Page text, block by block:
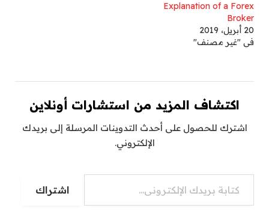
Explanation of a Forex
Broker
20 أبريل، 2019
في "غير مصنف"
اكتشاف المزيد من استشارات أونلاين
اشترك للحصول على أحدث التدوينات المرسلة إلى بريدك
الإلكتروني.
كتابة بريدك الإلكتروني...
اشتراك